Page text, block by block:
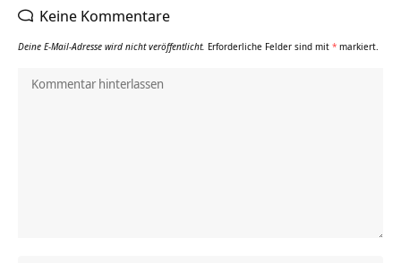
Keine Kommentare
Deine E-Mail-Adresse wird nicht veröffentlicht. Erforderliche Felder sind mit * markiert.